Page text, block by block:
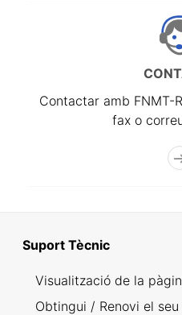
Contactar amb FNMT-
fax o
Suport Tècnic
Visualització de la
Obtingui / Renovi el